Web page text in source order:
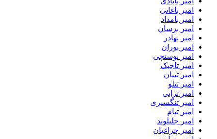
امیر باغانی
امیر بامداد
امیر برسان
امیر بهادر
امیر بوران
امیر پوستچی
امیر تاجیک
امیر تبیان
امیر تتلو
امیر ترابی
امیر تنگسیری
امیر تیام
امیر جلیلوند
امیر چراغیان